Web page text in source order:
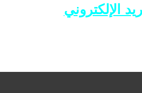
الإلكتروني